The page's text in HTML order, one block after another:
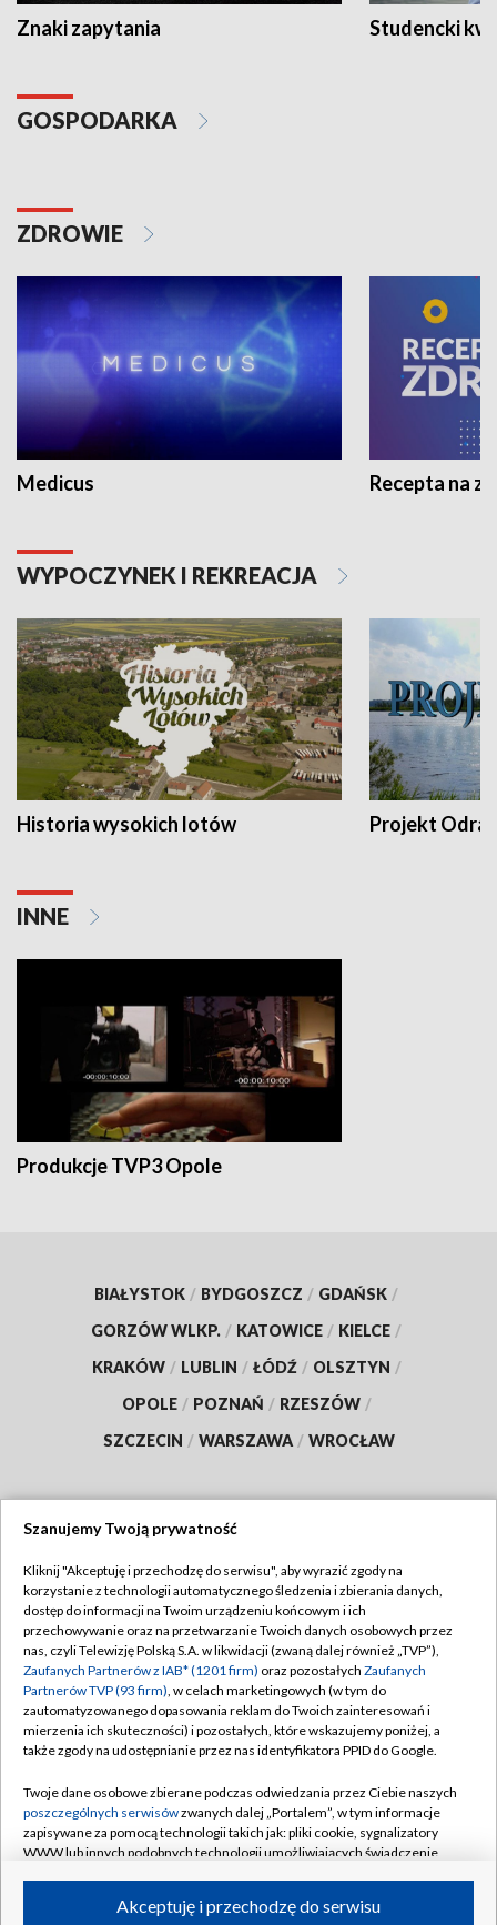
Znaki zapytania Studencki
GOSPODARKA
ZDROWIE
Medicus Recepta na
WYPOCZYNEK I REKREACJA
Historia wysokich lotów Projekt Odra
INNE
Produkcje TVP3 Opole
BIAŁYSTOK / BYDGOSZCZ / GDAŃSK /
GORZÓW WLKP. / KATOWICE / KIELCE /
KRAKÓW / LUBLIN / ŁÓDŹ / OLSZTYN /
OPOLE / POZNAŃ / RZESZÓW /
SZCZECIN / WARSZAWA / WROCŁAW
TVP
Abonament TVP
Emisja w TVP
Centrum informacji TVP
Naziemna Telewizja Cyfrowa
Rada Programowa
System NOS
Informacje o nadawcy
Program dla prasy
Regulamin TVP
Polityka prywatności
Moje zgody
Pomoc
Kontakt
Kanały
Szanujemy Twoją prywatność
Kliknij "Akceptuję i przechodzę do serwisu", aby wyrazić zgody na
korzystanie z technologii automatycznego śledzenia i zbierania danych,
dostęp do informacji na Twoim urządzeniu końcowym i ich
przechowywanie oraz na przetwarzanie Twoich danych osobowych przez
nas, czyli Telewizję Polską S.A. w likwidacji (zwaną dalej również „TVP”),
Zaufanych Partnerów z IAB* (1201 firm) oraz pozostałych Zaufanych
Partnerów TVP (93 firm), w celach marketingowych (w tym do
zautomatyzowanego dopasowania reklam do Twoich zainteresowań i
mierzenia ich skuteczności) i pozostałych, które wskazujemy poniżej, a
także zgody na udostępnianie przez nas identyfikatora PPID do Google.
Twoje dane osobowe zbierane podczas odwiedzania przez Ciebie naszych
poszczególnych serwisówzwanych dalej „Portalem”, w tym informacje
zapisywane za pomocą technologii takich jak: pliki cookie, sygnalizatory
WWW lub innych podobnych technologii umożliwiających świadczenie
ruchu w Internecie.Akceptuję i przechodzę do serwisu